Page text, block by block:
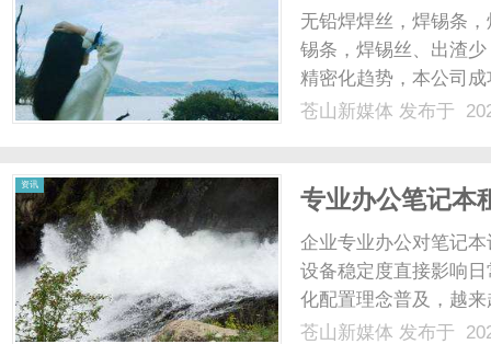
丝，无铅焊锡球
牢固可靠；出渣
无铅焊焊丝，焊锡条
锡条，焊锡丝、出渣
精密化趋势，本公司
性：·熔融迅速，湿润
苍山新媒体 发布于
资讯
专业办公笔记本
租赁服务
企业专业办公对笔记
设备稳定度直接影响
化配置理念普及，越
齐办公笔记本。...
苍山新媒体 发布于